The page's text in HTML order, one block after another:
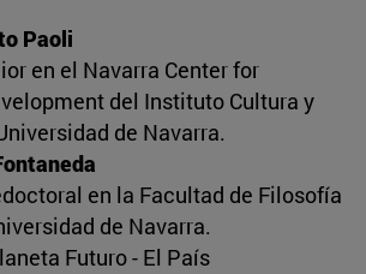
Paoli
en el Navarra Center for
del Instituto Cultura y
de Navarra.
en la Facultad de Filosofía
de Navarra.
Futuro - El País